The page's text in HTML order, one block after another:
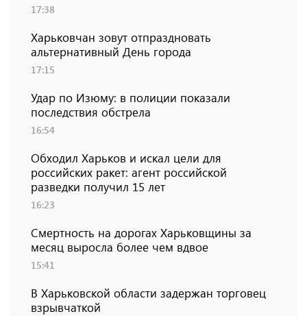
17:38
Харьковчан зовут отпраздновать
альтернативный День города
17:15
Удар по Изюму: в полиции показали
последствия обстрела
16:54
Обходил Харьков и искал цели для
российских ракет: агент российской
разведки получил 15 лет
16:23
Смертность на дорогах Харьковщины за
месяц выросла более чем вдвое
15:41
В Харьковской области задержан торговец
взрывчаткой